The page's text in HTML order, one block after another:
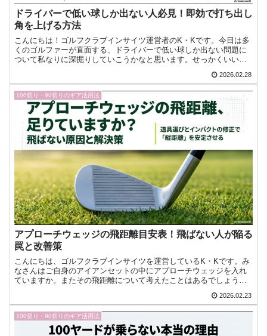
ドライバーで低い球しか出ない人必見！即効で打ち出し
角を上げる方法
こんにちは！ゴルフクラブインサイツ運営者のK・Kです。今日は多
くのゴルファーが直面する、ドライバーで低い球しか出ない問題に
ついて私なりに深掘りしていこうかなと思います。せっかくいい当
日もゴルフへの愛が止まらない！『ゴルフクラブインサイツ』ナビ
ゲーターのK・Kです。
2026.02.28
100切り・90切りのギア活用法
アプローチウェッジの飛距離目安表！飛ばない人が陥る
罠と改善策
こんにちは、ゴルフクラブインサイツを運営しているK・Kです。み
なさんはご自身のアイアンセットの中にアプローチウェッジを入れ
ていますか。またその飛距離について考えたことはあるでしょう
今日もゴルフへの愛が止まらない！『ゴルフクラブインサイツ』ナ
ビゲーターのK・Kです。
2026.02.23
100切り・90切りのギア活用法